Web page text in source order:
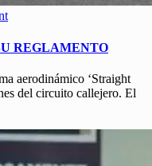
REGLAMENTO
aerodinámico ‘Straight
del circuito callejero. El